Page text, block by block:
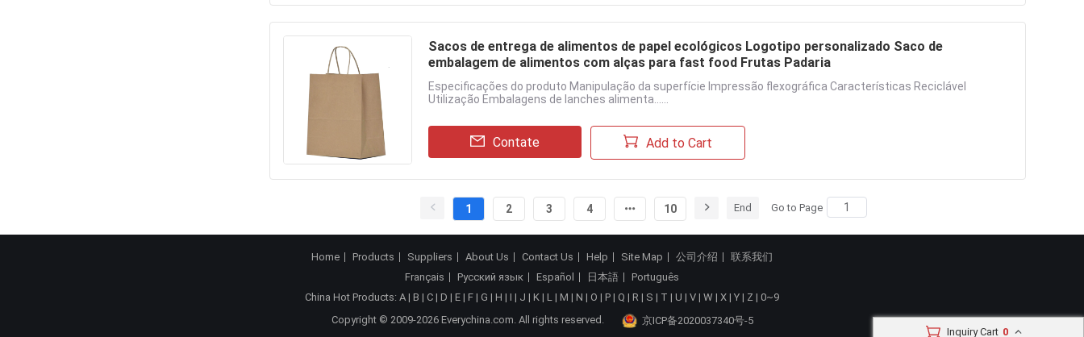
Sacos de entrega de alimentos de papel ecológicos Logotipo personalizado Saco de
embalagem de alimentos com alças para fast food Frutas Padaria
Especificações do produto Manipulação da superfície Impressão flexográfica Características Reciclável
Utilização Embalagens de lanches alimenta......
Contate Add to Cart
1 2 3 4 10 End Go to Page
Inquiry Cart 0
Home Products Suppliers About Us Contact Us Help Site Map 公司介绍
联系我们
Français
Русский язык Español 日本語
Português
China Hot Products: A | B | C | D | E | F | G | H | I | J | K | L | M | N | O | P | Q | R | S | T | U | V | W | X | Y | Z | 0~9
Copyright © 2009-2026 Everychina.com. All rights reserved.
京ICP备2020037340号-5